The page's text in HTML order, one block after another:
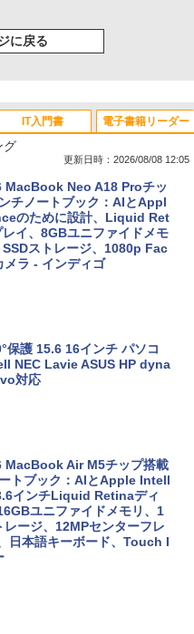
に戻る
グ
更新日時：2026/08/08 12:05
MacBook Neo A18 Proチッ
チノートブック：AIとAppl
のために設計、Liquid Ret
イ、8GBユニファイドメモ
SSDストレージ、1080p Fac
ラ - インディゴ
保護 15.6 16インチ パソコ
NEC Lavie ASUS HP dyna
対応
MacBook Air M5チップ搭載
トブック：AIとApple Intell
インチLiquid Retinaディ
ユニファイドメモリ、1
レージ、12MPセンターフレ
日本語キーボード、Touch I
IT入門書 電子書籍リーダー